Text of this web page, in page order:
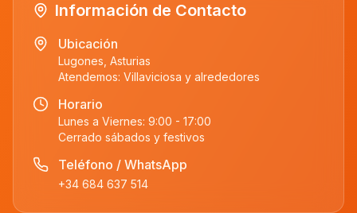
Información de Contacto
Ubicación
Lugones, Asturias
Atendemos: Villaviciosa y alrededores
Horario
Lunes a Viernes: 9:00 - 17:00
Cerrado sábados y festivos
Teléfono / WhatsApp
+34 684 637 514